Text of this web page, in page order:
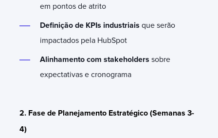
em pontos de atrito
Definição de KPIs industriais que serão
impactados pela HubSpot
Alinhamento com stakeholders sobre
expectativas e cronograma
2. Fase de Planejamento Estratégico (Semanas 3-
4)